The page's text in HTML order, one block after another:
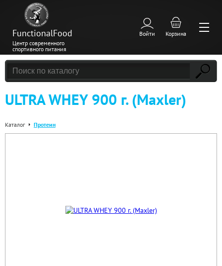
FunctionalFood
Центр современного
спортивного питания
Войти Корзина
ULTRA WHEY 900 г. (Maxler)
Каталог Протеин